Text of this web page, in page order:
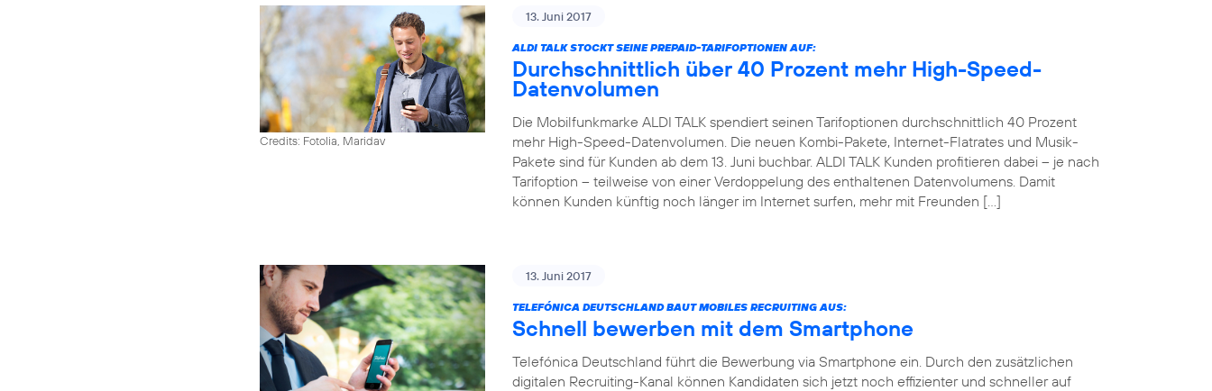
Credits: Fotolia, Maridav
13. Juni 2017
ALDI TALK STOCKT SEINE PREPAID-TARIFOPTIONEN AUF:
Durchschnittlich über 40 Prozent mehr High-Speed-
Datenvolumen
Die Mobilfunkmarke ALDI TALK spendiert seinen Tarifoptionen durchschnittlich 40 Prozent
mehr High-Speed-Datenvolumen. Die neuen Kombi-Pakete, Internet-Flatrates und Musik-
Pakete sind für Kunden ab dem 13. Juni buchbar. ALDI TALK Kunden profitieren dabei – je nach
Tarifoption – teilweise von einer Verdoppelung des enthaltenen Datenvolumens. Damit
können Kunden künftig noch länger im Internet surfen, mehr mit Freunden […]
13. Juni 2017
TELEFÓNICA DEUTSCHLAND BAUT MOBILES RECRUITING AUS:
Schnell bewerben mit dem Smartphone
Telefónica Deutschland führt die Bewerbung via Smartphone ein. Durch den zusätzlichen
digitalen Recruiting-Kanal können Kandidaten sich jetzt noch effizienter und schneller auf